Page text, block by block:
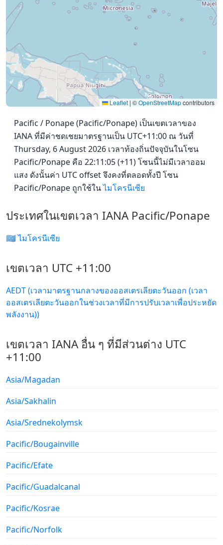
Leaflet | ©OpenStreetMapcontributors
Pacific / Ponape (Pacific/Ponape) เป็นเขตเวลาของ
IANA ที่มีค่าชดเชยมาตรฐานเป็น UTC+11:00 ณ วันที่
Thursday, 6 August 2026 เวลาท้องถิ่นปัจจุบันในโซน
Pacific/Ponape คือ 22:11:05 (+11) โซนนี้ไม่มีเวลาออม
แสง ดังนั้นค่า UTC offset จึงคงที่ตลอดทั้งปี โซน
Pacific/Ponape ถูกใช้ในไมโครนีเซีย
ประเทศในเขตเวลา IANA Pacific/Ponape
🇫🇲 ไมโครนีเซีย
เขตเวลา UTC +11:00
AEDT (เวลามาตรฐานกลางของออสเตรเลียตะวันออก (เวลา
ออสเตรเลียตะวันออกในช่วงเวลาที่มีการปรับเวลาเพื่อประหยัด
พลังงาน))
เขตเวลา IANA อื่น ๆ ที่มีส่วนต่าง UTC
+11:00
Asia/Magadan
Asia/Sakhalin
Asia/Srednekolymsk
Pacific/Bougainville
Pacific/Efate
Pacific/Guadalcanal
Pacific/Kosrae
Pacific/Norfolk